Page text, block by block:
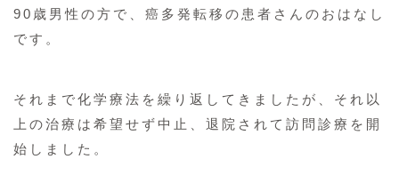
90歳男性の方で、癌多発転移の患者さんのおはなし
です。
それまで化学療法を繰り返してきましたが、それ以
上の治療は希望せず中止、退院されて訪問診療を開
始しました。